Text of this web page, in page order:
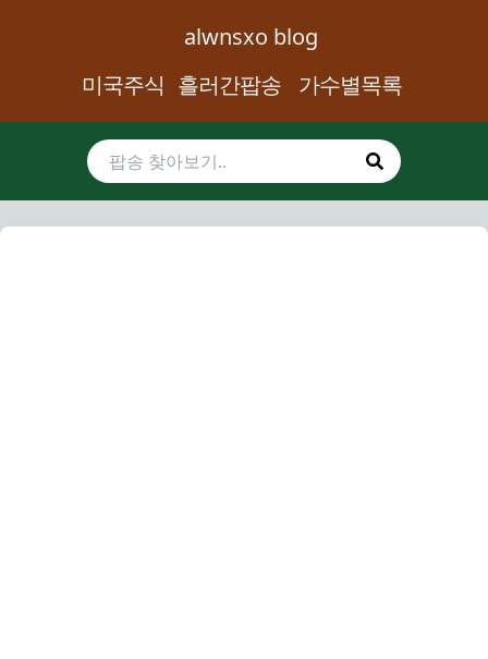
alwnsxo blog
미국주식 흘러간팝송 가수별목록